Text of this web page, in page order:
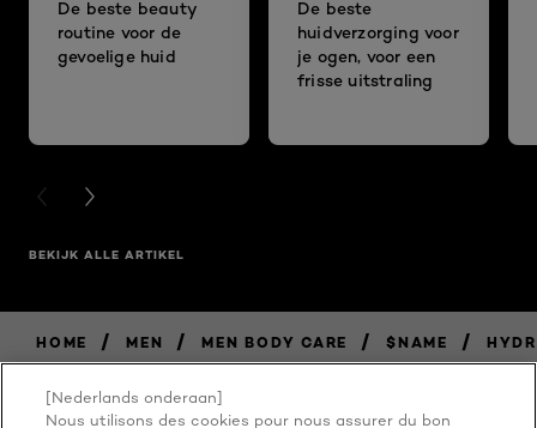
De beste beauty
routine voor de
gevoelige huid
De beste
huidverzorging voor
je ogen, voor een
frisse uitstraling
PREVIOUS CARD
NEXT CARD
BEKIJK ALLE ARTIKEL
HOME / MEN / MEN BODY CARE / $NAME /
[Nederlands onderaan]
Nous utilisons des cookies pour nous assurer du bon